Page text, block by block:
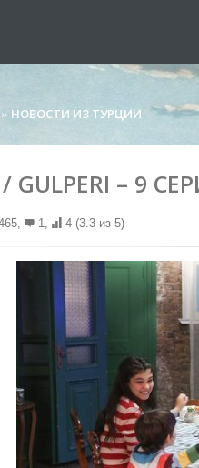
» НОВОСТИ ИЗ ТУРЦИИ
GULPERI – 9
1, 4 (3.3 из 5)